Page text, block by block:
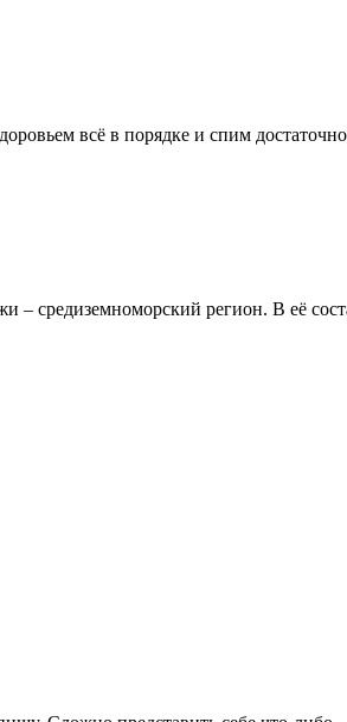
всё в порядке и спим
средиземноморский регион. В её